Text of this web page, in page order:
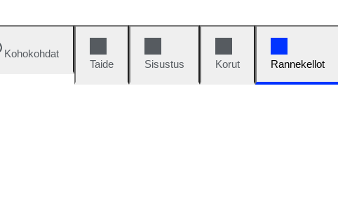
Kohokohdat
Taide
Sisustus Korut Rannekellot